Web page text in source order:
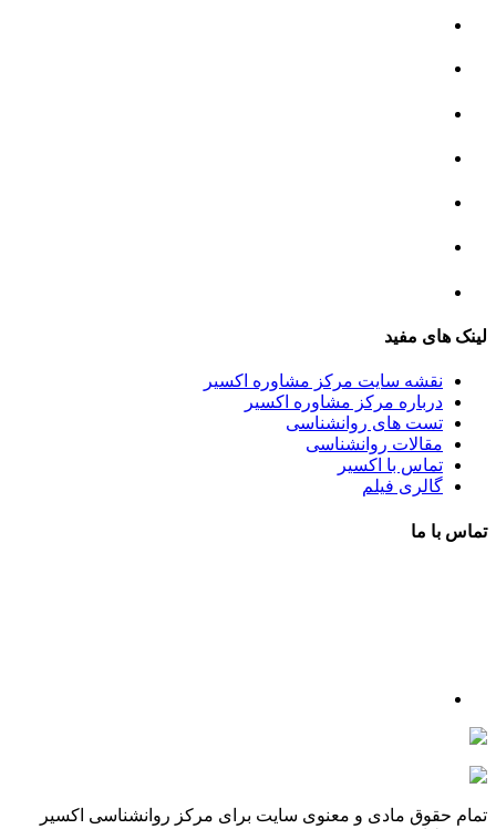
لینک های مفید
نقشه سایت مرکز مشاوره اکسیر
درباره مرکز مشاوره اکسیر
تست های روانشناسی
مقالات روانشناسی
تماس با اکسیر
گالری فیلم
تماس با ما
تمام حقوق مادی و معنوی سایت برای مرکز روانشناسی اکسیر